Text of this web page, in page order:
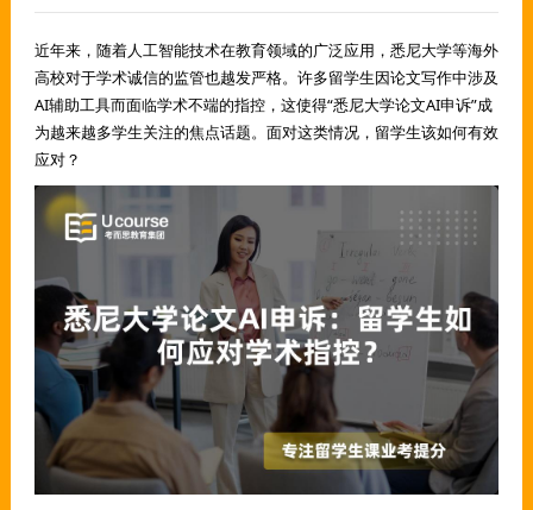
近年来，随着人工智能技术在教育领域的广泛应用，悉尼大学等海外
高校对于学术诚信的监管也越发严格。许多留学生因论文写作中涉及
AI辅助工具而面临学术不端的指控，这使得“悉尼大学论文AI申诉”成
为越来越多学生关注的焦点话题。面对这类情况，留学生该如何有效
应对？